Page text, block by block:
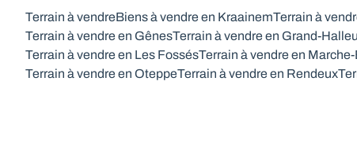
Terrain à vendreBiens à vendre en KraainemTerrain à
Terrain à vendre en GênesTerrain à vendre en Grand-
Terrain à vendre en Les FossésTerrain à vendre en
Terrain à vendre en OteppeTerrain à vendre en Rendeux